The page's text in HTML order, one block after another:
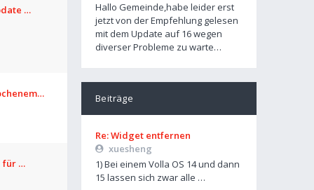
Hallo Gemeinde,habe leider erst
jetzt von der Empfehlung gelesen
mit dem Update auf 16 wegen
diverser Probleme zu warte…
Beiträge
Re: Widget entfernen
xuesheng
1) Bei einem Volla OS 14 und dann
15 lassen sich zwar alle …
…
für …